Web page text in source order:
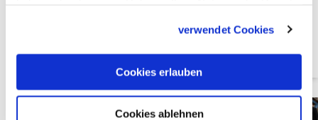
verwendet Cookies
Cookies erlauben
Cookies ablehnen
Die 72-Stunden-Aktion